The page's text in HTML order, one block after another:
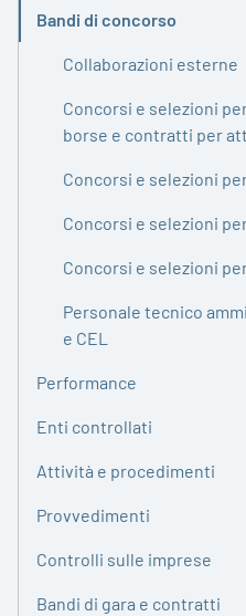
Bandi di concorso
Attivo
Collaborazioni esterne
Concorsi e selezioni
borse e contratti per
Concorsi e selezioni
Concorsi e selezioni
Concorsi e selezioni
Personale tecnico
e CEL
Performance
Enti controllati
Attività e procedimenti
Provvedimenti
Controlli sulle imprese
Bandi di gara e contratti